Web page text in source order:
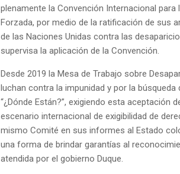
plenamente la Convención Internacional
Forzada, por medio de la ratificación de sus
de las Naciones Unidas contra las
supervisa la aplicación de la Convención.
Desde 2019 la Mesa de Trabajo sobre
luchan contra la impunidad y por la
“¿Dónde Están?”, exigiendo esta
escenario internacional de exigibilidad de
mismo Comité en sus informes al Estado
una forma de brindar garantías al
atendida por el gobierno Duque.